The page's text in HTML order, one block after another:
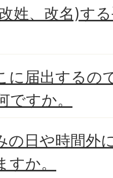
姓、改名)す
に届出するの
すか。
の日や時間外
すか。